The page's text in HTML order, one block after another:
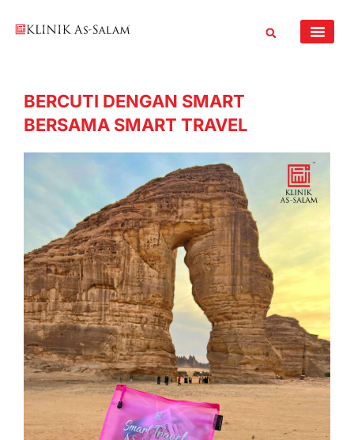
BERCUTI DENGAN SMART
BERSAMA SMART TRAVEL